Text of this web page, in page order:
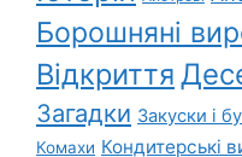
Борошняні
Відкриття
Загадки Закуски і
Комахи Кондитерські